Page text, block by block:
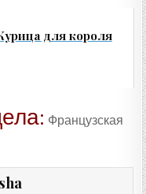
для короля
Французская